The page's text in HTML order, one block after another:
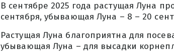
В сентябре 2025 года растущая Луна
сентября, убывающая Луна – 8 – 20
Растущая Луна благоприятна для
убывающая Луна – для высадки